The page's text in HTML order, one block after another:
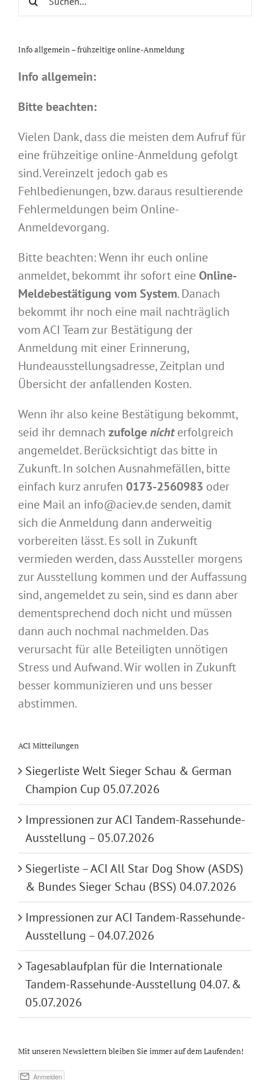
Info allgemein – frühzeitige online-Anmeldung
Info allgemein:
Bitte beachten:
Vielen Dank, dass die meisten dem Aufruf für
eine frühzeitige online-Anmeldung gefolgt
sind. Vereinzelt jedoch gab es
Fehlbedienungen, bzw. daraus resultierende
Fehlermeldungen beim Online-
Anmeldevorgang.
Bitte beachten: Wenn ihr euch online
anmeldet, bekommt ihr sofort eine Online-
Meldebestätigung vom System. Danach
bekommt ihr noch eine mail nachträglich
vom ACI Team zur Bestätigung der
Anmeldung mit einer Erinnerung,
Hundeausstellungsadresse, Zeitplan und
Übersicht der anfallenden Kosten.
Wenn ihr also keine Bestätigung bekommt,
seid ihr demnach zufolgenicht erfolgreich
angemeldet. Berücksichtigt das bitte in
Zukunft. In solchen Ausnahmefällen, bitte
einfach kurz anrufen 0173-2560983 oder
eine Mail an info@aciev.de senden, damit
sich die Anmeldung dann anderweitig
vorbereiten lässt. Es soll in Zukunft
vermieden werden, dass Aussteller morgens
zur Ausstellung kommen und der Auffassung
sind, angemeldet zu sein, sind es dann aber
dementsprechend doch nicht und müssen
dann auch nochmal nachmelden. Das
verursacht für alle Beteiligten unnötigen
Stress und Aufwand. Wir wollen in Zukunft
besser kommunizieren und uns besser
abstimmen.
ACI Mitteilungen
Siegerliste Welt Sieger Schau & German
Champion Cup 05.07.2026
Impressionen zur ACI Tandem-Rassehunde-
Ausstellung – 05.07.2026
Siegerliste – ACI All Star Dog Show (ASDS)
& Bundes Sieger Schau (BSS) 04.07.2026
Impressionen zur ACI Tandem-Rassehunde-
Ausstellung – 04.07.2026
Tagesablaufplan für die Internationale
Tandem-Rassehunde-Ausstellung 04.07. &
05.07.2026
Mit unseren Newslettern bleiben Sie immer auf dem Laufenden!